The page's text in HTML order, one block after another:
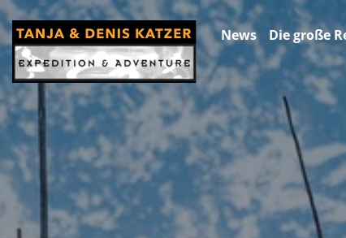
News Die große